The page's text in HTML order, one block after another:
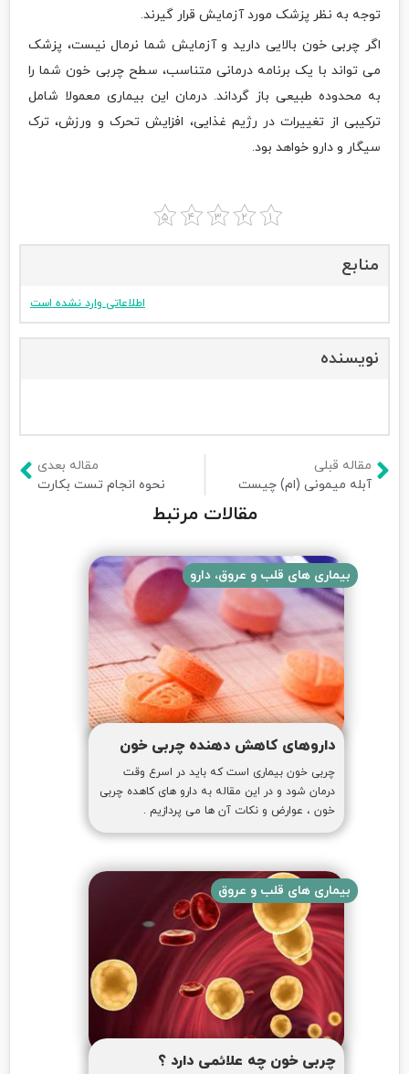
توجه به نظر پزشک مورد آزمایش قرار گیرند.
اگر چربی خون بالایی دارید و آزمایش شما نرمال نیست، پزشک
می تواند با یک برنامه درمانی متناسب، سطح چربی خون شما را
به محدوده طبیعی باز گرداند. درمان این بیماری معمولا شامل
ترکیبی از تغییرات در رژیم غذایی، افزایش تحرک و ورزش، ترک
سیگار و دارو خواهد بود.
منابع
اطلاعاتی وارد نشده است
نویسنده
مقاله قبلی
آبله میمونی (ام) چیست
مقاله بعدی
نحوه انجام تست بکارت
مقالات مرتبط
بیماری های قلب و عروق، دارو
داروهای کاهش دهنده چربی خون
چربی خون بیماری است که باید در اسرع وقت
درمان شود و در این مقاله به دارو های کاهده چربی
خون ، عوارض و نکات آن ها می پردازیم .
بیماری های قلب و عروق
چربی خون چه علائمی دارد ؟